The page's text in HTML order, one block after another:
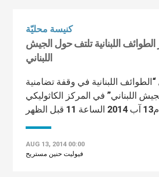
كنيسة محليّة
الطوائف اللبنانية تلتف حول الجيش
اللبناني
اللبنانية في وقفة تضامنية
اللبناني” في المركز الكاثوليكي
AUG 13, 2014 00:00
فيوليت حنين مستريح